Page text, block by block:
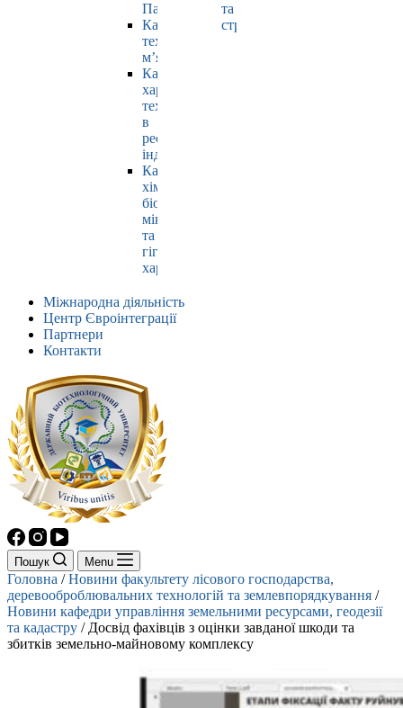
Павлюк
Кафедра
технології
м’яса
Кафедра
харчових
технологій
в
ресторанній
індустрії
Кафедра
хімії,
біохімії,
мікробіології
та
гігієни
харчування
та
страхування
Міжнародна діяльність
Центр Євроінтеграції
Партнери
Контакти
Пошук Menu
Головна /Новини факультету лісового господарства,
деревооброблювальних технологій та землевпорядкування /
Новини кафедри управління земельними ресурсами, геодезії
та кадастру / Досвід фахівців з оцінки завданої шкоди та
збитків земельно-майновому комплексу